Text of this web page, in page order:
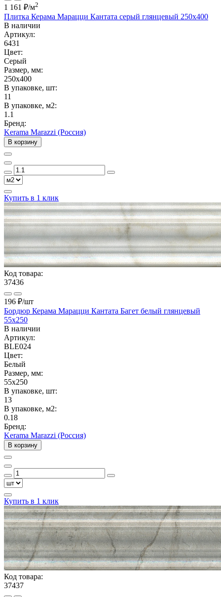
1 161 ₽/м2
Плитка Керама Марацци Кантата серый глянцевый 250x400
В наличии
Артикул:
6431
Цвет:
Серый
Размер, мм:
250x400
В упаковке, шт:
11
В упаковке, м2:
1.1
Бренд:
Kerama Marazzi (Россия)
В корзину
Купить в 1 клик
Код товара:
37436
196 ₽/шт
Бордюр Керама Марацци Кантата Багет белый глянцевый
55x250
В наличии
Артикул:
BLE024
Цвет:
Белый
Размер, мм:
55x250
В упаковке, шт:
13
В упаковке, м2:
0.18
Бренд:
Kerama Marazzi (Россия)
В корзину
Купить в 1 клик
Код товара:
37437